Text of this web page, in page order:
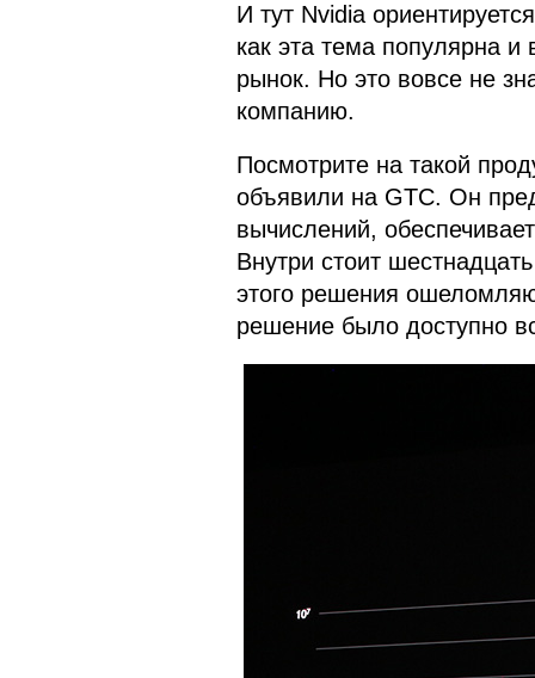
И тут Nvidia
как эта тема популярна
рынок. Но это вовсе не
компанию.
Посмотрите на такой
объявили на GTC. Он
вычислений,
Внутри стоит
этого решения
решение было доступно